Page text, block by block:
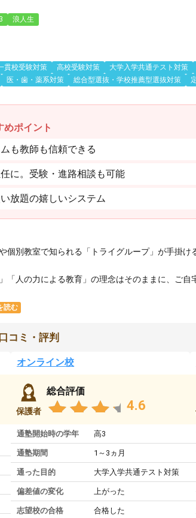
浪人生
貫校受験対策 高校受験対策 大学入学共通テスト対策
医・歯・薬系対策 総合型選抜・学校推薦型選抜対策
めポイント
も教師も信頼できる
に。受験・進路相談も可能
放題の嬉しいシステム
個別教室で知られる「トライグループ」が手掛け
「人の力による教育」の理念はそのままに、ご自
読む
コミ・評判
オンライン校
保護者
総合評価
4.6
通塾開始時の学年 高3
通塾期間 1～3ヵ月
通った目的 大学入学共通テスト対策
偏差値の変化 上がった
志望校の合格 合格した